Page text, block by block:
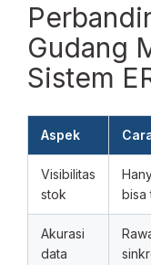
Gudang
Sistem
Aspek
Visibilitas
stok
bisa
Akurasi
data